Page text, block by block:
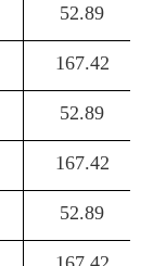
52.89
167.42
52.89
167.42
52.89